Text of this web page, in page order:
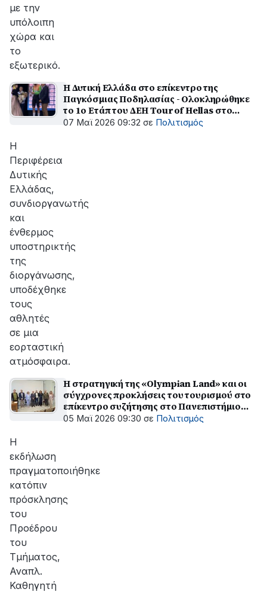
με την
υπόλοιπη
χώρα και
το
εξωτερικό.
Η Δυτική Ελλάδα στο επίκεντρο της
Παγκόσμιας Ποδηλασίας - Oλοκληρώθηκε
το 1ο Ετάπ του ΔΕΗ Tour of Hellas στο
Αγρίνιο
07 Μαϊ 2026 09:32 σε Πολιτισμός
Η
Περιφέρεια
Δυτικής
Ελλάδας,
συνδιοργανωτής
και
ένθερμος
υποστηρικτής
της
διοργάνωσης,
υποδέχθηκε
τους
αθλητές
σε μια
εορταστική
ατμόσφαιρα.
Η στρατηγική της «Olympian Land» και οι
σύγχρονες προκλήσεις του τουρισμού στο
επίκεντρο συζήτησης στο Πανεπιστήμιο
Πατρών
05 Μαϊ 2026 09:30 σε Πολιτισμός
Η
εκδήλωση
πραγματοποιήθηκε
κατόπιν
πρόσκλησης
του
Προέδρου
του
Τμήματος,
Αναπλ.
Καθηγητή